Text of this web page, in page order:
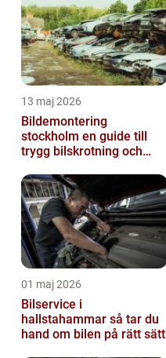
13 maj 2026
Bildemontering
stockholm en guide till
trygg bilskrotning och
01 maj 2026
Bilservice i
hallstahammar så tar du
hand om bilen på rätt sätt